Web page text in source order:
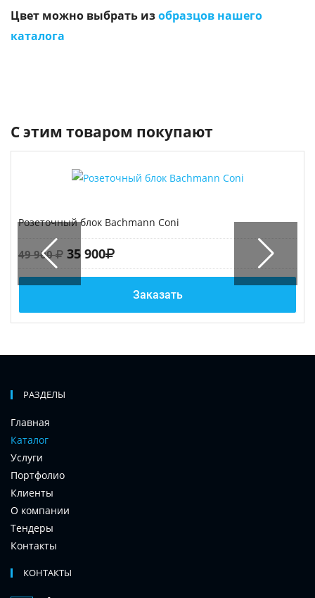
Цвет можно выбрать изобразцов нашего
каталога
С этим товаром покупают
Розеточный блок Bachmann Coni
49 900 35 900
Заказать
РАЗДЕЛЫ
Главная
Каталог
Услуги
Портфолио
Клиенты
О компании
Тендеры
Контакты
КОНТАКТЫ